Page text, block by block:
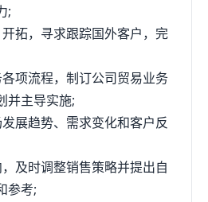
;
拓，寻求跟踪国外客户，完
项流程，制订公司贸易业务
并主导实施;
展趋势、需求变化和客户反
及时调整销售策略并提出自
参考;